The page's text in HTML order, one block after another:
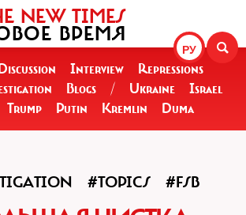
РУ
NEW TIMES
ВРЕМЯ
Interview
Repressions
Blogs / Ukraine
Israel
Trump Putin Kremlin Duma
#TOPICS #FSB